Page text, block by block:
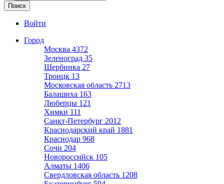
Войти
Город
Москва 4372
Зеленоград 35
Щербинка 27
Троицк 13
Московская область 2713
Балашиха 163
Люберцы 121
Химки 111
Санкт-Петербург 2012
Краснодарский край 1881
Краснодар 968
Сочи 204
Новороссийск 105
Алматы 1406
Свердловская область 1208